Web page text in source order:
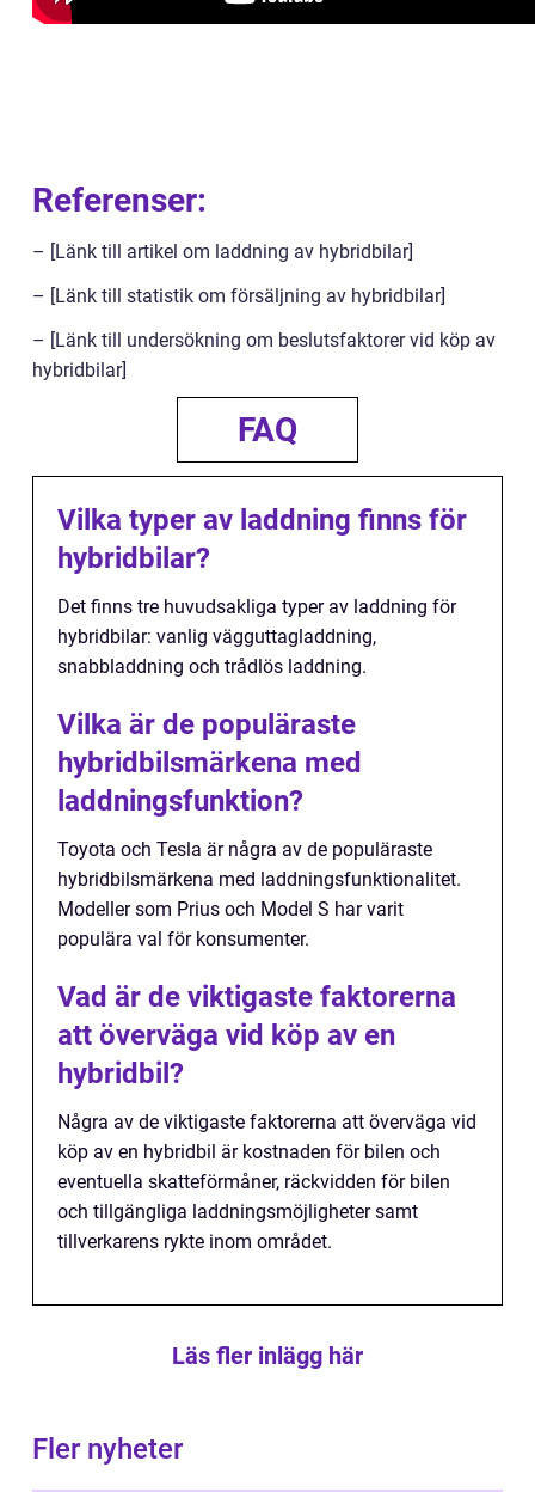
Referenser:
– [Länk till artikel om laddning av hybridbilar]
– [Länk till statistik om försäljning av hybridbilar]
– [Länk till undersökning om beslutsfaktorer vid köp av
hybridbilar]
FAQ
Vilka typer av laddning finns för
hybridbilar?
Det finns tre huvudsakliga typer av laddning för
hybridbilar: vanlig vägguttagladdning,
snabbladdning och trådlös laddning.
Vilka är de populäraste
hybridbilsmärkena med
laddningsfunktion?
Toyota och Tesla är några av de populäraste
hybridbilsmärkena med laddningsfunktionalitet.
Modeller som Prius och Model S har varit
populära val för konsumenter.
Vad är de viktigaste faktorerna
att överväga vid köp av en
hybridbil?
Några av de viktigaste faktorerna att överväga vid
köp av en hybridbil är kostnaden för bilen och
eventuella skatteförmåner, räckvidden för bilen
och tillgängliga laddningsmöjligheter samt
tillverkarens rykte inom området.
Läs fler inlägg här
Fler nyheter